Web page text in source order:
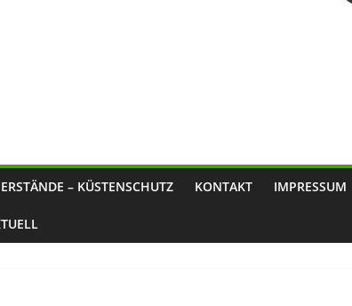
– KÜSTENSCHUTZ KONTAKT IMPRESSUM